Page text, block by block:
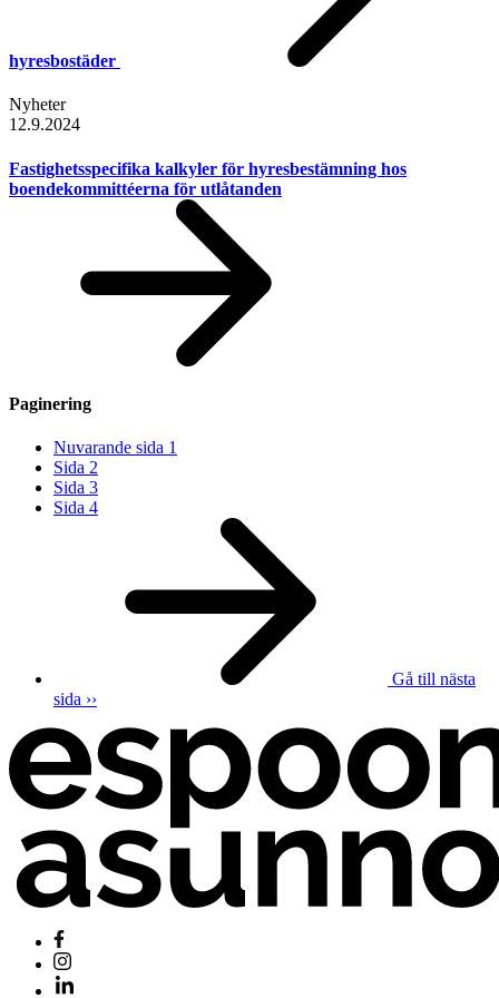
hyresbostäder
Nyheter
12.9.2024
Fastighetsspecifika kalkyler för hyresbestämning hos
boendekommittéerna för utlåtanden
Paginering
Nuvarande sida 1
Sida 2
Sida 3
Sida 4
Gå till nästa
sida ››